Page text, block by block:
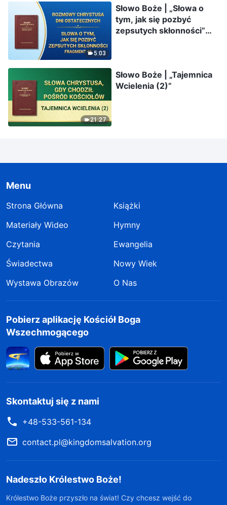
5:03
Słowo Boże | „Słowa o
tym, jak się pozbyć
zepsutych skłonności”
21:27
Słowo Boże | „Tajemnica
Wcielenia (2)”
Menu
Strona Główna
Książki
Materiały Wideo
Hymny
Czytania
Ewangelia
Świadectwa
Nowy Wiek
Wystawa Obrazów
O Nas
Pobierz aplikację Kościół Boga
Wszechmogącego
Skontaktuj się z nami
+48-533-561-134
contact.pl@kingdomsalvation.org
Nadeszło Królestwo Boże!
Królestwo Boże przyszło na świat! Czy chcesz wejść do